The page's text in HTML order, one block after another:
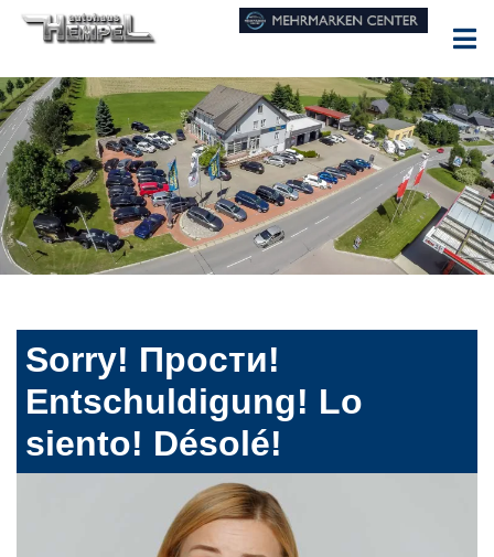
Sorry! Прости!
Entschuldigung! Lo
siento! Désolé!